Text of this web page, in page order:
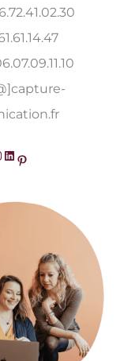
LinkedIn Pinterest